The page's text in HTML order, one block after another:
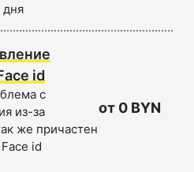
дня
id
с
из-за
же причастен
id
от 0 BYN